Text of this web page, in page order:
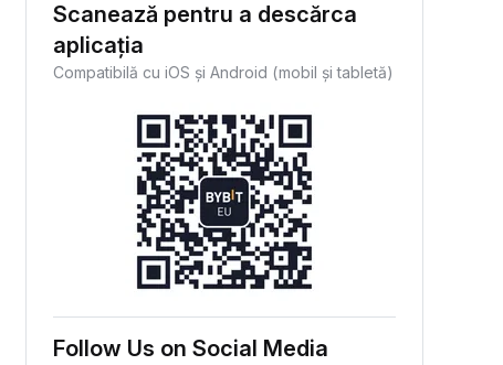
Scanează pentru a descărca
aplicația
Compatibilă cu iOS și Android (mobil și tabletă)
Follow Us on Social Media